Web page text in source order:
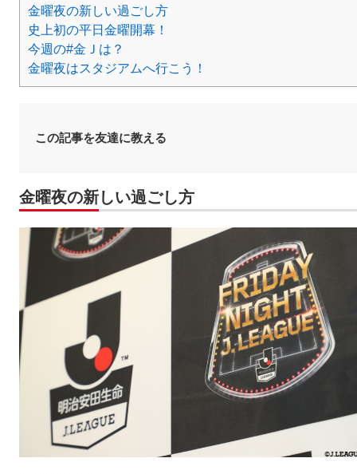
金曜夜の新しい過ごし方
史上初の平日金曜開幕！
今週の#金Ｊは？
金曜夜はスタジアムへ行こう！
この記事を友達に教える
金曜夜の新しい過ごし方